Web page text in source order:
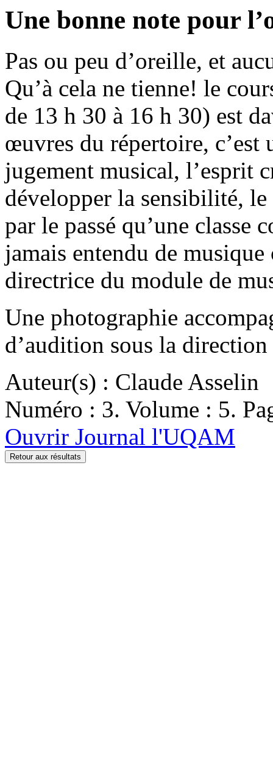
Une bonne note pour
Pas ou peu d’oreille, et
Qu’à cela ne tienne! le
de 13 h 30 à 16 h 30) est
œuvres du répertoire,
jugement musical, l’esprit
développer la sensibilité,
par le passé qu’une classe
jamais entendu de
directrice du module de
Une photographie
d’audition sous la
Auteur(s) : Claude Asselin
Numéro : 3. Volume : 5.
Ouvrir Journal l'UQAM
Retour aux résultats